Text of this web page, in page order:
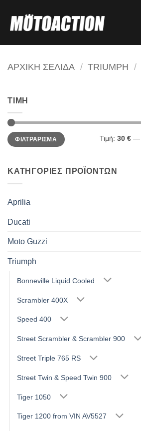
στο
περιεχόμενο
ΑΡΧΙΚΗ ΣΕΛΙΔΑ / TRIUMPH /
ΤΙΜΗ
Ελάχιστη
τιμή
Μέγιστη
τιμήΦΙΛΤΡΑΡΙΣΜΑ Τιμή: 30 € —
ΚΑΤΗΓΟΡΙΕΣ ΠΡΟΪΟΝΤΩΝ
Aprilia
Ducati
Moto Guzzi
Triumph
Bonneville Liquid Cooled
Scrambler 400X
Speed 400
Street Scrambler & Scrambler 900
Street Triple 765 RS
Street Twin & Speed Twin 900
Tiger 1050
Tiger 1200 from VIN AV5527